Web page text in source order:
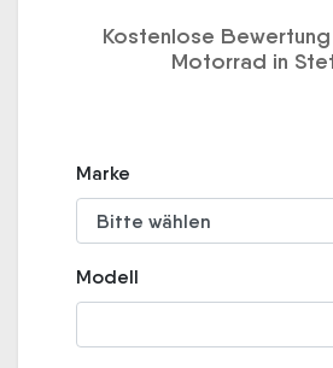
Kostenlose
Motorrad in
Marke
Modell